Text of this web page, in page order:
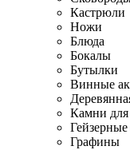
Кастрюли
Ножи
Блюда
Бокалы
Бутылки
Винные
Камни для
Графины